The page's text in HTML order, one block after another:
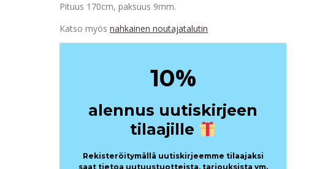
Pituus 170cm, paksuus 9mm.
Katso myös nahkainen noutajatalutin
10%
alennus uutiskirjeen
tilaajille
Rekisteröitymällä uutiskirjeemme tilaajaksi
saat tietoa uutuustuotteista, tarjouksista ym.